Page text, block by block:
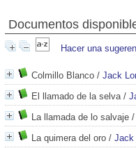
Documentos
Hacer una
Colmillo Blanco / Jack
El llamado de la selva/
La llamada de lo salvaje
La quimera del oro / Jack